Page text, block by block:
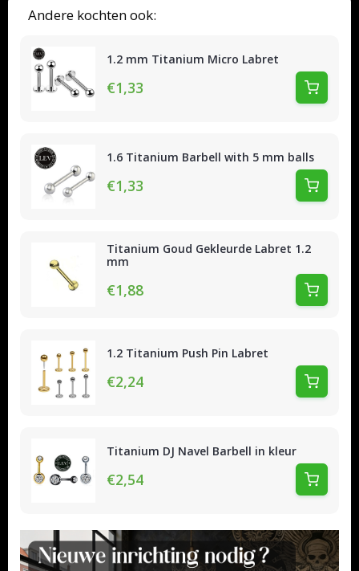
Andere kochten ook:
1.2 mm Titanium Micro Labret
€1,33
1.6 Titanium Barbell with 5 mm balls
€1,33
Titanium Goud Gekleurde Labret 1.2
mm
€1,88
1.2 Titanium Push Pin Labret
€2,24
Titanium DJ Navel Barbell in kleur
€2,54